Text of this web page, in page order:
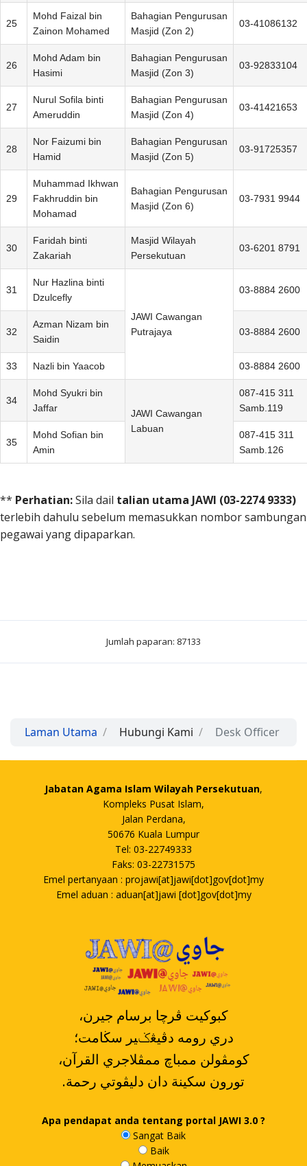
25
Mohd Faizal bin
Zainon Mohamed
Bahagian Pengurusan
Masjid (Zon 2)
03-41086132
26
Mohd Adam bin
Hasimi
Bahagian Pengurusan
Masjid (Zon 3)
03-92833104
27
Nurul Sofila binti
Ameruddin
Bahagian Pengurusan
Masjid (Zon 4)
03-41421653
28
Nor Faizumi bin
Hamid
Bahagian Pengurusan
Masjid (Zon 5)
03-91725357
29
Muhammad Ikhwan
Fakhruddin bin
Mohamad
Bahagian Pengurusan
Masjid (Zon 6)
03-7931 9944
30
Faridah binti
Zakariah
Masjid Wilayah
Persekutuan
03-6201 8791
31
Nur Hazlina binti
Dzulcefly
JAWI Cawangan
Putrajaya
03-8884 2600
32
Azman Nizam bin
Saidin
03-8884 2600
33 Nazli bin Yaacob 03-8884 2600
34
Mohd Syukri bin
Jaffar
JAWI Cawangan
Labuan
087-415 311
Samb.119
35
Mohd Sofian bin
Amin
087-415 311
Samb.126
** Perhatian:Sila dail talian utama JAWI (03-2274 9333)
terlebih dahulu sebelum memasukkan nombor sambungan
pegawai yang dipaparkan.
Jumlah paparan: 87133
Laman Utama Hubungi Kami Desk Officer
Jabatan Agama Islam Wilayah Persekutuan,
Kompleks Pusat Islam,
Jalan Perdana,
50676 Kuala Lumpur
Tel: 03-22749333
Faks: 03-22731575
Emel pertanyaan : projawi[at]jawi[dot]gov[dot]my
Emel aduan : aduan[at]jawi [dot]gov[dot]my
،کبوکيت ڤرچا برسام جيرن
دري رومه دڤيڠݢير سڬامت؛
،کومڤولن ممباچ ممڤلاجري القرآن
.تورون سکينة دان دليڤوتي رحمة
Apa pendapat anda tentang portal JAWI 3.0 ?
Sangat Baik
Baik